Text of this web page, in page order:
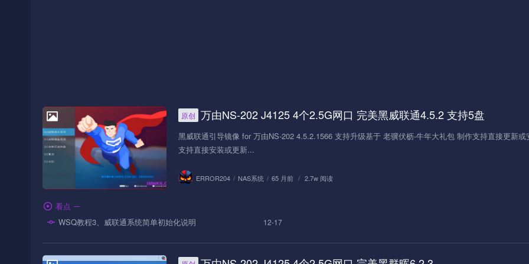
NAS系统
原创 万由NS-202 J4125 4个2.5G网口 完美黑威联通4.5.2 支持5盘
黑威联通引导镜像 for 万由NS-202 4.5.2.1566 支持升级基于 老骥伏枥-牛年大礼包 制作支持直接更新或
支持直接安装或更新...
ERROR204 / NAS系统 / 65 月前 / 2.7w 阅读
看点
WSQ教程3、威联通系统简单初始化说明
12-17